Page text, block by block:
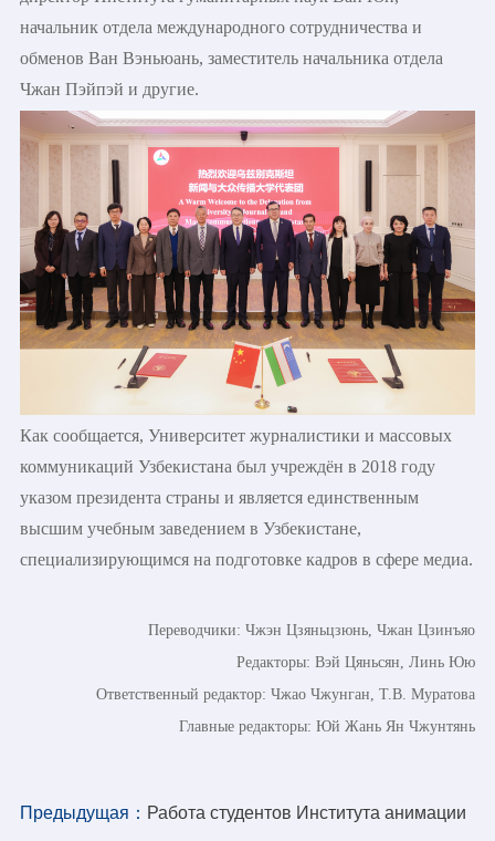
начальник отдела международного сотрудничества и
обменов Ван Вэньюань, заместитель начальника отдела
Чжан Пэйпэй и другие.
Как сообщается, Университет журналистики и массовых
коммуникаций Узбекистана был учреждён в 2018 году
указом президента страны и является единственным
высшим учебным заведением в Узбекистане,
специализирующимся на подготовке кадров в сфере медиа.
Переводчики: Чжэн Цзяньцзюнь, Чжан Цзинъяо
Редакторы: Вэй Цяньсян, Линь Юю
Ответственный редактор: Чжао Чжунган, Т.В. Муратова
Главные редакторы: Юй Жань Ян Чжунтянь
Предыдущая： Работа студентов Института анимации